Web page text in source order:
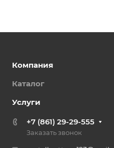
Компания
Каталог
Услуги
+7 (861) 29-29-555
Заказать звонок